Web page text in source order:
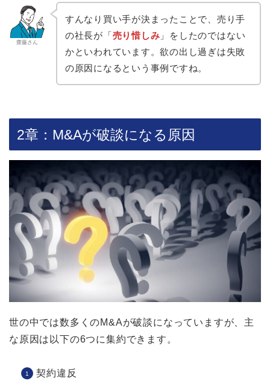
齋藤さん
すんなり買い手が決まったことで、売り手
の社長が「売り惜しみ 」をしたのではない
かといわれています。欲の出し過ぎは失敗
の原因になるという事例ですね。
2章：M&Aが破談になる原因
世の中では数多くのM&Aが破談になっていますが、主
な原因は以下の6つに集約できます。
契約違反